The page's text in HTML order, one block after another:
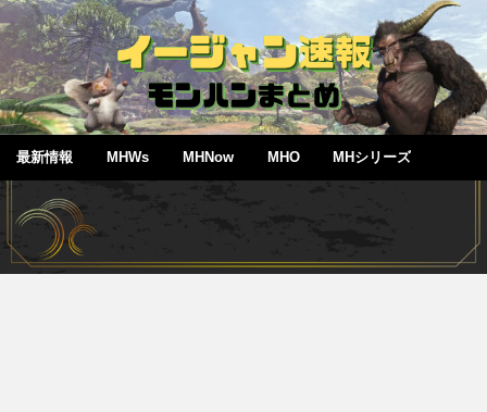
最新情報 MHWs MHNow MHO MHシリーズ